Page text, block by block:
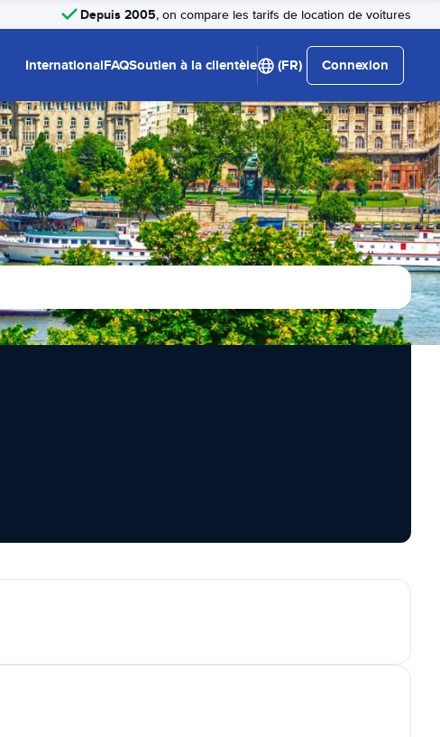
Depuis 2005, on compare les tarifs de location de voitures
InternationalFAQSoutien à la clientèle (FR) Connexion